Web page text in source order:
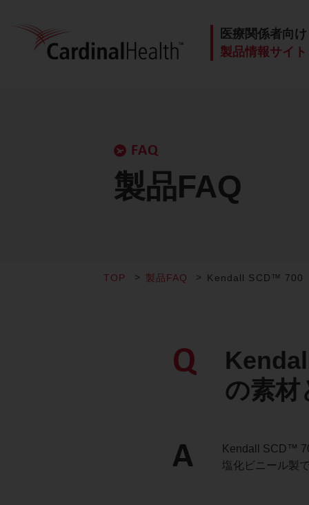
医療関係者向け
製品情報サイト
FAQ
製品FAQ
TOP 製品FAQ Kendall SCD™ 700
Q
の素材
A
Kendall SCD™
塩化ビニール製